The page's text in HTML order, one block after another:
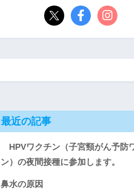
最近の記事
HPVワクチン（子宮頸がん予防
ン）の夜間接種に参加します。
鼻水の原因